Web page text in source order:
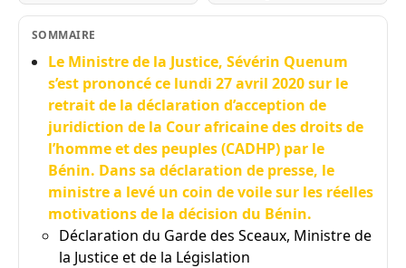
SOMMAIRE
Le Ministre de la Justice, Sévérin Quenum
s’est prononcé ce lundi 27 avril 2020 sur le
retrait de la déclaration d’acception de
juridiction de la Cour africaine des droits de
l’homme et des peuples (CADHP) par le
Bénin. Dans sa déclaration de presse, le
ministre a levé un coin de voile sur les réelles
motivations de la décision du Bénin.
Déclaration du Garde des Sceaux, Ministre de
la Justice et de la Législation